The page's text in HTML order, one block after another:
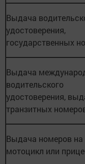
Выдача
удостоверения,
государственных
Выдача
водительского
удостоверения,
транзитных
Выдача номеров на
мотоцикл или